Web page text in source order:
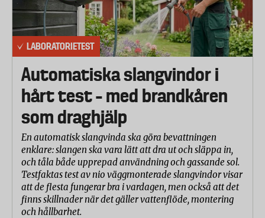
LABORATORIETEST
Automatiska slangvindor i
hårt test – med brandkåren
som draghjälp
En automatisk slangvinda ska göra bevattningen
enklare: slangen ska vara lätt att dra ut och släppa in,
och tåla både upprepad användning och gassande sol.
Testfaktas test av nio väggmonterade slangvindor visar
att de flesta fungerar bra i vardagen, men också att det
finns skillnader när det gäller vattenflöde, montering
och hållbarhet.